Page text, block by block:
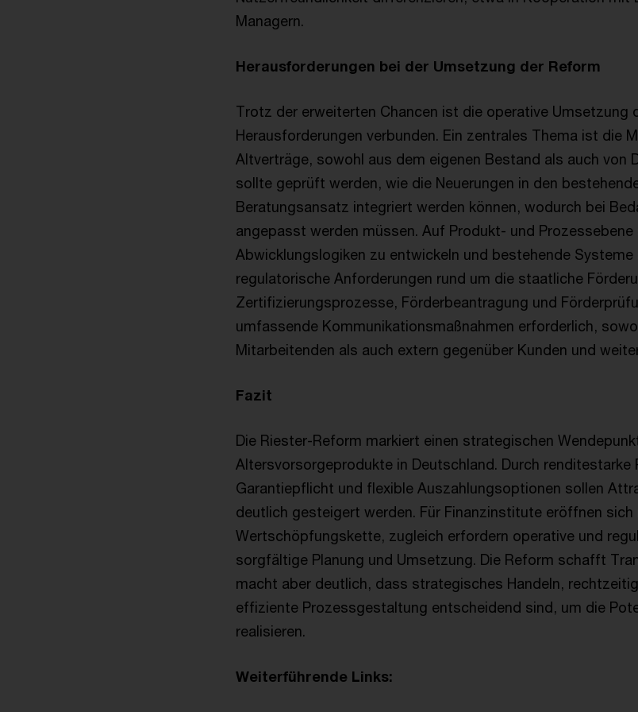
Managern.
Herausforderungen bei der Umsetzung der Reform
Trotz der erweiterten Chancen ist die operative Umsetzung
Herausforderungen verbunden. Ein zentrales Thema ist die
Altverträge, sowohl aus dem eigenen Bestand als auch von
sollte geprüft werden, wie die Neuerungen in den
Beratungsansatz integriert werden können, wodurch bei
angepasst werden müssen. Auf Produkt- und
Abwicklungslogiken zu entwickeln und bestehende Systeme
regulatorische Anforderungen rund um die staatliche
Zertifizierungsprozesse, Förderbeantragung und
umfassende Kommunikationsmaßnahmen erforderlich,
Mitarbeitenden als auch extern gegenüber Kunden und
Fazit
Die Riester-Reform markiert einen strategischen
Altersvorsorgeprodukte in Deutschland. Durch renditestarke
Garantiepflicht und flexible Auszahlungsoptionen sollen
deutlich gesteigert werden. Für Finanzinstitute eröffnen sich
Wertschöpfungskette, zugleich erfordern operative und
sorgfältige Planung und Umsetzung. Die Reform schafft
macht aber deutlich, dass strategisches Handeln,
effiziente Prozessgestaltung entscheidend sind, um die
realisieren.
Weiterführende Links: